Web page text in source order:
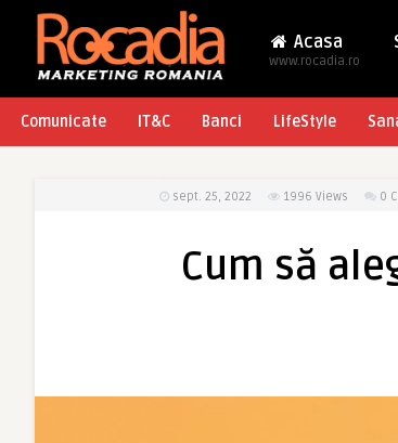
Acasa
www.rocadia.ro
Comunicate IT&C Banci LifeStyle
sept. 25, 2022 1996 Views 0
Cum să